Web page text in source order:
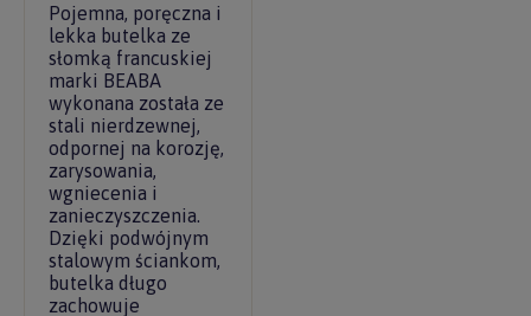
Pojemna, poręczna i
lekka butelka ze
słomką francuskiej
marki BEABA
wykonana została ze
stali nierdzewnej,
odpornej na korozję,
zarysowania,
wgniecenia i
zanieczyszczenia.
Dzięki podwójnym
stalowym ściankom,
butelka długo
zachowuje